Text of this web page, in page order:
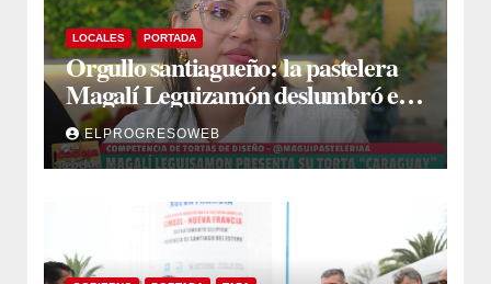
LOCALES PORTADA
Orgullo santiagueño: la pastelera
Magalí Leguizamón deslumbró en
Canal 13 con su torta “Caraguay” y
ganó la competencia
ELPROGRESOWEB